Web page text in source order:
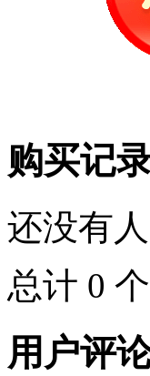
购买记
还没有
总计 0
用户评